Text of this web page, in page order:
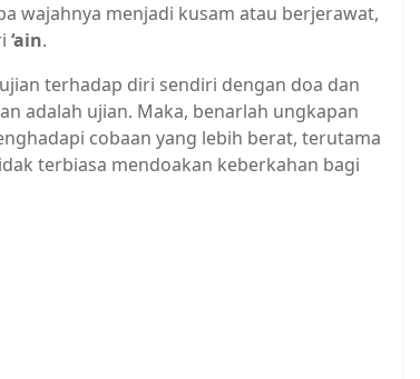
wajahnya menjadi kusam atau berjerawat,
‘ain.
terhadap diri sendiri dengan doa dan
adalah ujian. Maka, benarlah ungkapan
cobaan yang lebih berat, terutama
terbiasa mendoakan keberkahan bagi